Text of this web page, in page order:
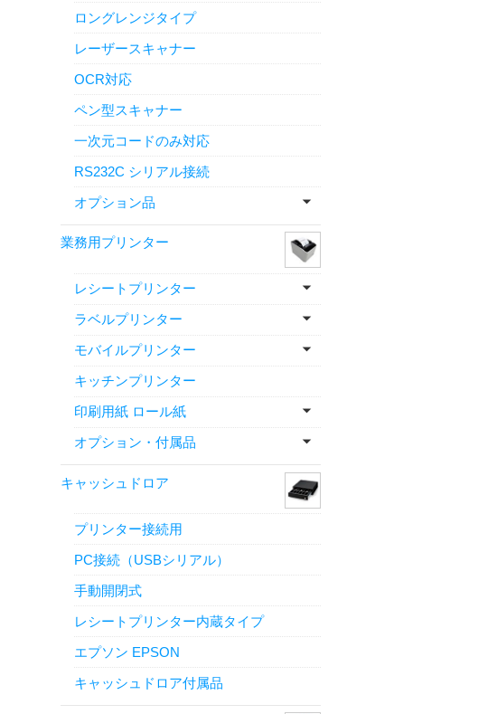
ロングレンジタイプ
レーザースキャナー
OCR対応
ペン型スキャナー
一次元コードのみ対応
RS232C シリアル接続
オプション品
業務用プリンター
レシートプリンター
ラベルプリンター
モバイルプリンター
キッチンプリンター
印刷用紙 ロール紙
オプション・付属品
キャッシュドロア
プリンター接続用
PC接続（USBシリアル）
手動開閉式
レシートプリンター内蔵タイプ
エプソン EPSON
キャッシュドロア付属品